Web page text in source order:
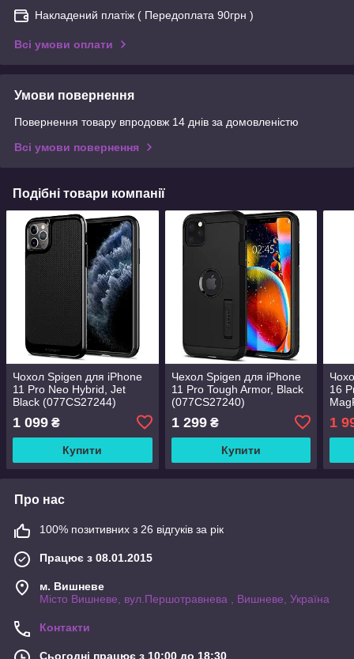
Накладений платіж ( Передоплата 90грн )
Всі умови оплати
Умови повернення
Повернення товару впродовж 14 днів за домовленістю
Всі умови повернення
Подібні товари компанії
Чохол Spigen для iPhone
11 Pro Neo Hybrid, Jet
Black (077CS27244)
1 099 ₴
Купити
Чехол Spigen для iPhone
11 Pro Tough Armor, Black
(077CS27240)
1 299₴
Купити
16
1
Про нас
100% позитивних з 26 відгуків за рік
Працює з 08.01.2015
м. Вишневе
Місто Вишневе, вул.Першотравнева , Вишневе, Україна
Контакти
Сьогодні працює з 10:00 до 18:30